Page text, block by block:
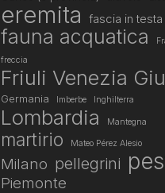
eremita fascia in testa
fauna acquatica
freccia
Friuli Venezia
Germania Imberbe Inghilterra
Lombardia Mantegna
martirio Mateo Pérez Alesio
Milano pellegrini
Piemonte